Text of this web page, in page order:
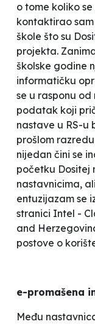
o tome koliko
kontaktirao
škole što su
projekta.
školske godine
informatičku
se u rasponu
podatak koji
nastave u RS-u
prošlom
nijedan čini se
početku Dositej
nastavnicima,
entuzijazam se
stranici Intel -
and
postove o
e-promašena
Među